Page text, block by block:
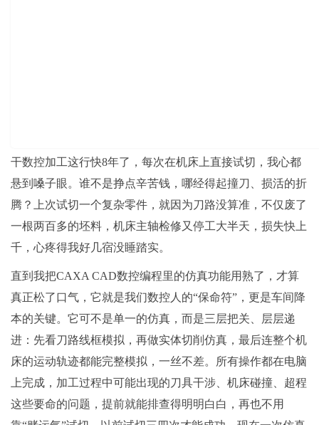
干数控加工这行快8年了，每次在机床上直接试切，我心都
悬到嗓子眼。谁不是挣点辛苦钱，哪经得起撞刀、损活的折
腾？上次试切一个复杂零件，就因为刀路没算准，不仅废了
一根两百多的坯料，机床主轴检修又停工大半天，损失快上
千，心疼得我好几宿没睡踏实。
直到我把CAXA CAD数控编程里的仿真功能用熟了，才算
真正松了口气，它就是我们数控人的“保命符”，更是车间降
本的关键。它可不是单一的仿真，而是三层把关、层层递
进：先看刀路线框模拟，再做实体切削仿真，最后连整个机
床的运动轨迹都能完整模拟，一丝不差。所有操作都在电脑
上完成，加工过程中可能出现的刀具干涉、机床碰撞、超程
这些要命的问题，提前就能排查得明明白白，再也不用